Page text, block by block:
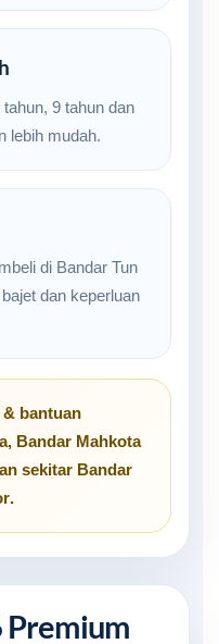
9 tahun dan
lebih mudah.
di Bandar Tun
dan keperluan
bantuan
, Bandar Mahkota
sekitar Bandar
.
Premium